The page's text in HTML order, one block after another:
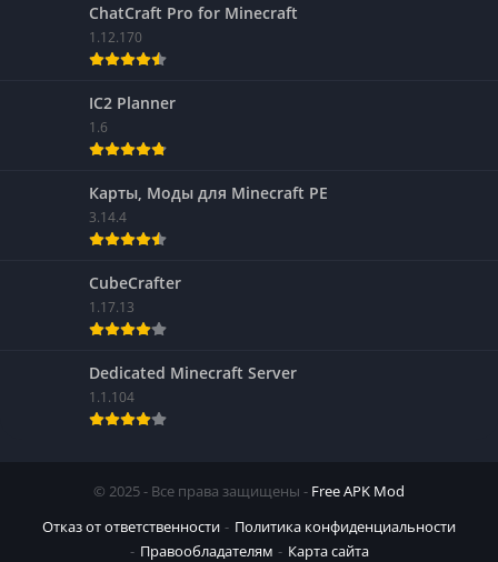
ChatCraft Pro for Minecraft
1.12.170
IC2 Planner
1.6
Карты, Моды для Minecraft PE
3.14.4
CubeCrafter
1.17.13
Dedicated Minecraft Server
1.1.104
© 2025 - Все права защищены - Free APK Mod
Отказ от ответственности
Политика конфиденциальности
Правообладателям
Карта сайта